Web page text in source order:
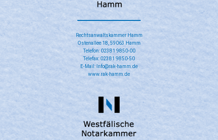
Rechtsanwaltskammer Hamm
Ostenallee 18, 59063 Hamm
Telefon: 02381 9850-00
Telefax: 02381 9850-50
E-Mail: Info@rak-hamm.de
www.rak-hamm.de